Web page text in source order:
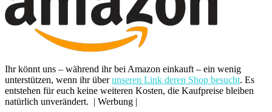
Ihr könnt uns – während ihr bei Amazon einkauft – ein wenig
unterstützen, wenn ihr überunseren Link deren Shop besucht. Es
entstehen für euch keine weiteren Kosten, die Kaufpreise bleiben
natürlich unverändert. | Werbung |